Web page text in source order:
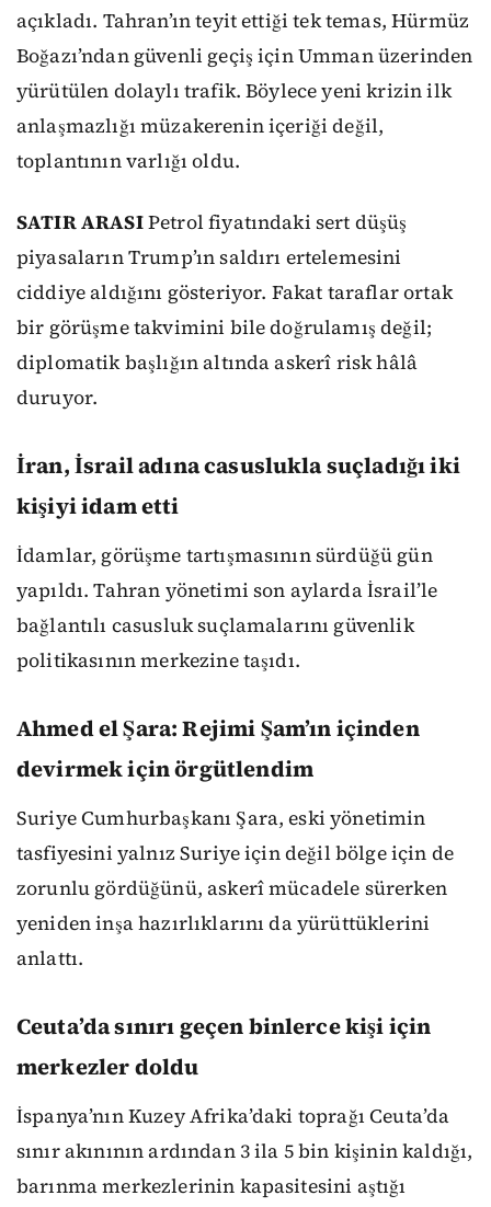
açıkladı. Tahran’ın teyit ettiği tek temas, Hürmüz
Boğazı’ndan güvenli geçiş için Umman üzerinden
yürütülen dolaylı trafik. Böylece yeni krizin ilk
anlaşmazlığı müzakerenin içeriği değil,
toplantının varlığı oldu.
SATIR ARASIPetrol fiyatındaki sert düşüş
piyasaların Trump’ın saldırı ertelemesini
ciddiye aldığını gösteriyor. Fakat taraflar ortak
bir görüşme takvimini bile doğrulamış değil;
diplomatik başlığın altında askerî risk hâlâ
duruyor.
İran, İsrail adına casuslukla suçladığı iki
kişiyi idam etti
İdamlar, görüşme tartışmasının sürdüğü gün
yapıldı. Tahran yönetimi son aylarda İsrail’le
bağlantılı casusluk suçlamalarını güvenlik
politikasının merkezine taşıdı.
Ahmed el Şara: Rejimi Şam’ın içinden
devirmek için örgütlendim
Suriye Cumhurbaşkanı Şara, eski yönetimin
tasfiyesini yalnız Suriye için değil bölge için de
zorunlu gördüğünü, askerî mücadele sürerken
yeniden inşa hazırlıklarını da yürüttüklerini
anlattı.
Ceuta’da sınırı geçen binlerce kişi için
merkezler doldu
İspanya’nın Kuzey Afrika’daki toprağı Ceuta’da
sınır akınının ardından 3 ila 5 bin kişinin kaldığı,
barınma merkezlerinin kapasitesini aştığı